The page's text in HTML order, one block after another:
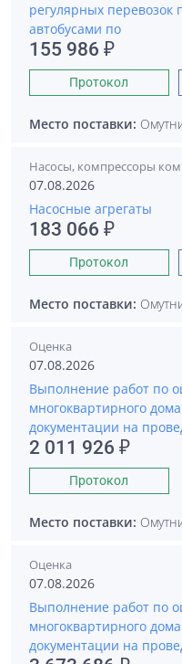
регулярных перевозок
автобусами по
155 986 ₽
Протокол
Место поставки:
Насосы, компрессоры
07.08.2026
Насосные агрегаты
183 066 ₽
Протокол
Место поставки:
Оценка
07.08.2026
Выполнение работ по
многоквартирного
документации на
2 011 926 ₽
Протокол
Место поставки:
Оценка
07.08.2026
Выполнение работ по
многоквартирного
документации на